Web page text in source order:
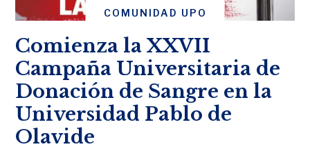
COMUNIDAD UPO
Comienza la XXVII
Campaña Universitaria de
Donación de Sangre en la
Universidad Pablo de
Olavide